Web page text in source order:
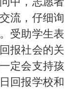
流，仔细询
受助学生表
报社会的关
定会支持孩
回报学校和